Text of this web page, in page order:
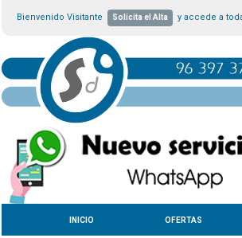
Bienvenido Visitante Solicita el Alta y accede a
INICIO OFERTAS